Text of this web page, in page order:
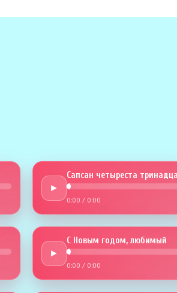
►
0:00 / 0:00
►
С Новым годом, любимый
0:00 / 0:00